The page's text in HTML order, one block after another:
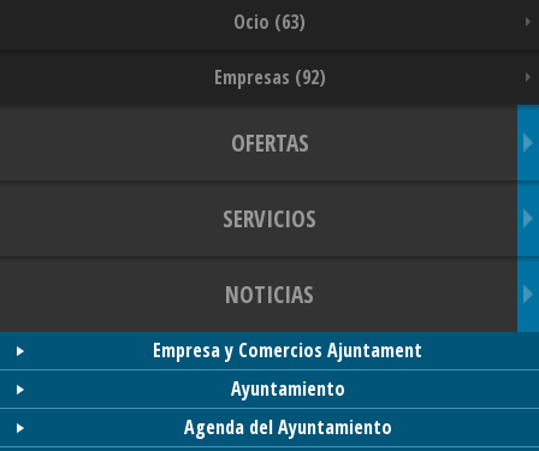
Ocio (63)
Empresas (92)
OFERTAS
SERVICIOS
NOTICIAS
Empresa y Comercios Ajuntament
Ayuntamiento
Agenda del Ayuntamiento